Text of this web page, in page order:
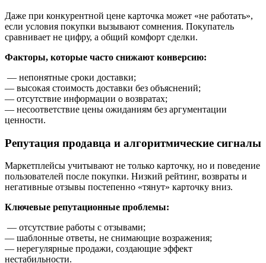
Даже при конкурентной цене карточка может «не работать»,
если условия покупки вызывают сомнения. Покупатель
сравнивает не цифру, а общий комфорт сделки.
Факторы, которые часто снижают конверсию:
— непонятные сроки доставки;
— высокая стоимость доставки без объяснений;
— отсутствие информации о возвратах;
— несоответствие цены ожиданиям без аргументации
ценности.
Репутация продавца и алгоритмические сигналы
Маркетплейсы учитывают не только карточку, но и поведение
пользователей после покупки. Низкий рейтинг, возвраты и
негативные отзывы постепенно «тянут» карточку вниз.
Ключевые репутационные проблемы:
— отсутствие работы с отзывами;
— шаблонные ответы, не снимающие возражения;
— нерегулярные продажи, создающие эффект
нестабильности.